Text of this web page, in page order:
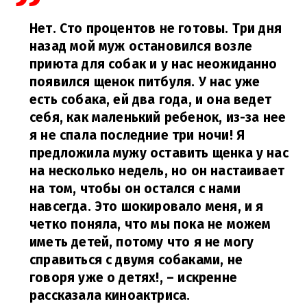
Нет. Сто процентов не готовы. Три дня
назад мой муж остановился возле
приюта для собак и у нас неожиданно
появился щенок питбуля. У нас уже
есть собака, ей два года, и она ведет
себя, как маленький ребенок, из-за нее
я не спала последние три ночи! Я
предложила мужу оставить щенка у нас
на несколько недель, но он настаивает
на том, чтобы он остался с нами
навсегда. Это шокировало меня, и я
четко поняла, что мы пока не можем
иметь детей, потому что я не могу
справиться с двумя собаками, не
говоря уже о детях!, – искренне
рассказала киноактриса.